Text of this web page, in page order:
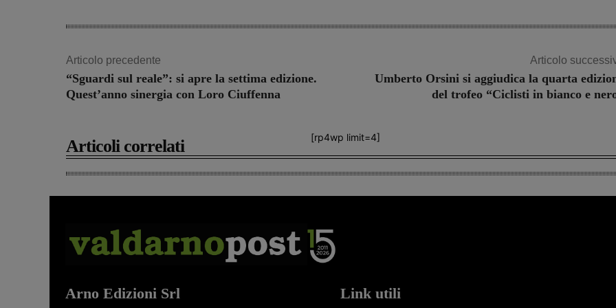
Articolo precedente
“Sguardi sul reale”: si apre la settima edizione.
Quest’anno sinergia con Loro Ciuffenna
Articolo
Umberto Orsini si aggiudica la quarta
del trofeo “Ciclisti in bianco e
[rp4wp limit=4]
Articoli correlati
Arno Edizioni Srl Link utili